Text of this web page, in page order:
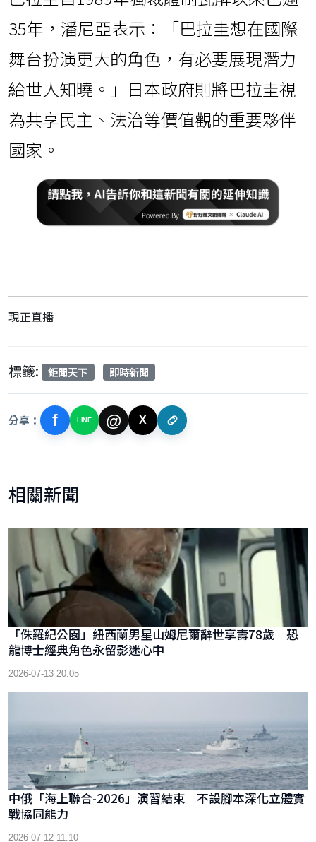
35年，潘尼亞表示：「巴拉圭想在國際
舞台扮演更大的角色，有必要展現潛力
給世人知曉。」日本政府則將巴拉圭視
為共享民主、法治等價值觀的重要夥伴
國家。
現正直播
標籤: 鉅聞天下 即時新聞
分享： f LINE @ X
相關新聞
「侏羅紀公園」紐西蘭男星山姆尼爾辭世享壽78歲 恐
龍博士經典角色永留影迷心中
2026-07-13 20:05
中俄「海上聯合-2026」演習結束 不設腳本深化立體實
戰協同能力
2026-07-12 11:10